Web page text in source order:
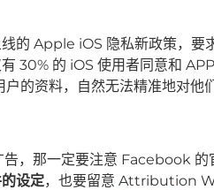
的 Apple iOS 隐私新政策，要
30% 的 iOS 使用者同意和
的资料，自然无法精准地对他
，那一定要注意 Facebook 的
设定，也要留意 Attribution